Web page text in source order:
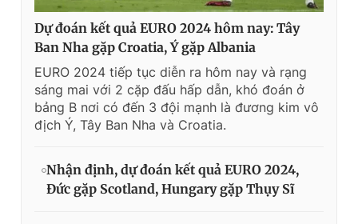
Dự đoán kết quả EURO 2024 hôm nay: Tây
Ban Nha gặp Croatia, Ý gặp Albania
EURO 2024 tiếp tục diễn ra hôm nay và rạng
sáng mai với 2 cặp đấu hấp dẫn, khó đoán ở
bảng B nơi có đến 3 đội mạnh là đương kim vô
địch Ý, Tây Ban Nha và Croatia.
Nhận định, dự đoán kết quả EURO 2024,
Đức gặp Scotland, Hungary gặp Thụy Sĩ